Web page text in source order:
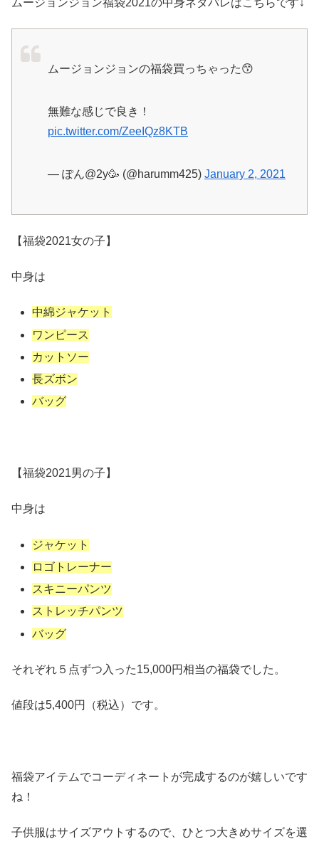
ムージョンジョンの福袋買っちゃった😙
無難な感じで良き！
pic.twitter.com/ZeeIQz8KTB
— ぽん@2y🥳 (@harumm425) January 2, 2021
【福袋2021女の子】
中身は
中綿ジャケット
ワンピース
カットソー
長ズボン
バッグ
【福袋2021男の子】
中身は
ジャケット
ロゴトレーナー
スキニーパンツ
ストレッチパンツ
バッグ
それぞれ５点ずつ入った15,000円相当の福袋でした。
値段は5,400円（税込）です。
福袋アイテムでコーディネートが完成するのが嬉しいです
ね！
子供服はサイズアウトするので、ひとつ大きめサイズを選